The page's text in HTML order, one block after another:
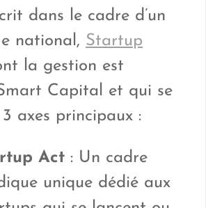
dans le cadre d’un
national, Startup
la gestion est
Capital et qui se
axes principaux :
Act : Un cadre
unique dédié aux